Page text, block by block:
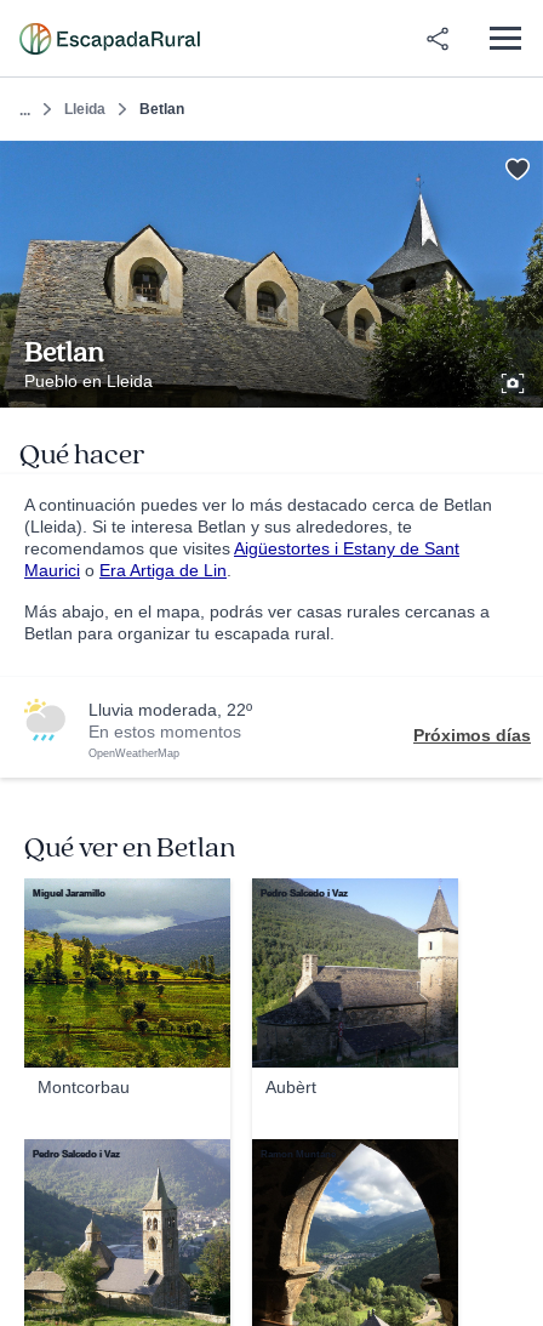
... Lleida Betlan
Betlan
Pueblo en Lleida
Qué hacer
A continuación puedes ver lo más destacado cerca de Betlan
(Lleida). Si te interesa Betlan y sus alrededores, te
recomendamos que visitesAigüestortes i Estany de Sant
Maurici o Era Artiga de Lin
Más abajo, en el mapa, podrás ver casas rurales cercanas a
Betlan para organizar tu escapada rural.
lluvia moderada, 22º
En estos momentos
OpenWeatherMap
Próximos días
Qué ver en Betlan
Montcorbau
Miguel Jaramillo
Aubèrt
Pedro Salcedo i Vaz
Pedro Salcedo i Vaz Ramon Muntané